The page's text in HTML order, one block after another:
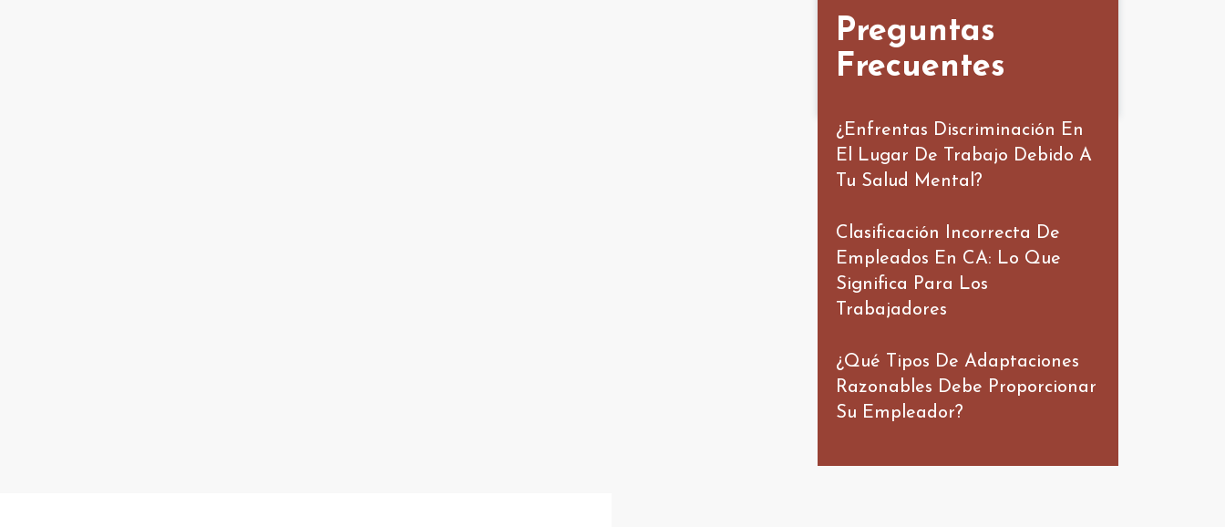
Preguntas
Frecuentes
¿Enfrentas Discriminación En
El Lugar De Trabajo Debido A
Tu Salud Mental?
Clasificación Incorrecta De
Empleados En CA: Lo Que
Significa Para Los
Trabajadores
¿Qué Tipos De Adaptaciones
Razonables Debe Proporcionar
Su Empleador?